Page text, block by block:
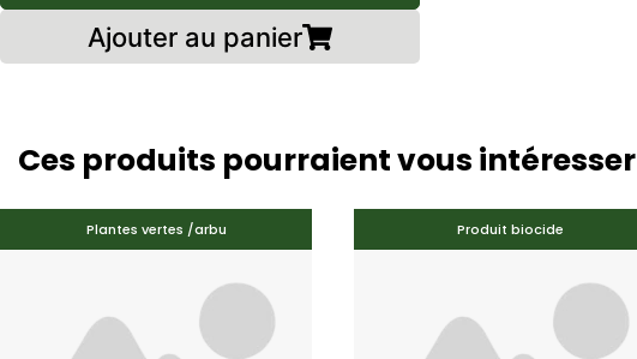
Ajouter au panier
Ces produits pourraient vous intéresser
Plantes vertes /arbu Produit biocide